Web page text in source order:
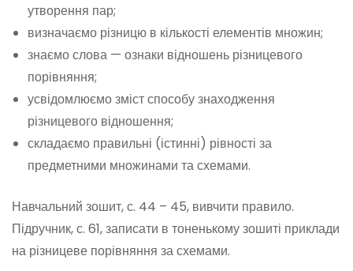
утворення пар;
визначаємо різницю в кількості елементів множин;
знаємо слова — ознаки відношень різницевого
порівняння;
усвідомлюємо зміст способу знаходження
різницевого відношення;
складаємо правильні (істинні) рівності за
предметними множинами та схемами.
Навчальний зошит, с. 44 – 45, вивчити правило.
Підручник, с. 61, записати в тоненькому зошиті приклади
на різницеве порівняння за схемами.